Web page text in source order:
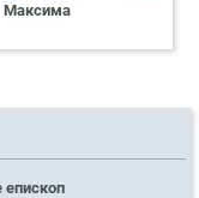
Максима